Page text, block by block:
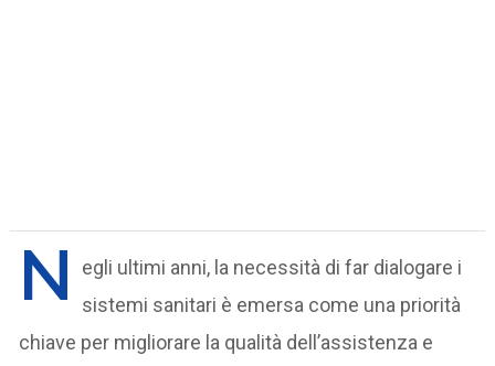
N
egli ultimi anni, la necessità di far dialogare i
sistemi sanitari è emersa come una priorità
chiave per migliorare la qualità dell’assistenza e